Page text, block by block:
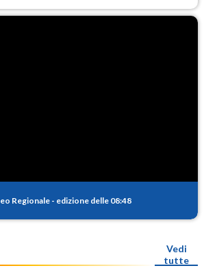
Regionale - edizione delle 08:48
Vedi
tutte